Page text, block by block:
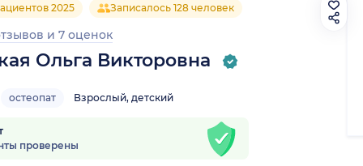
2025 Записалось 128 человек
Ольга Викторовна
и 7 оценок
остеопат Взрослый, детский
проверены